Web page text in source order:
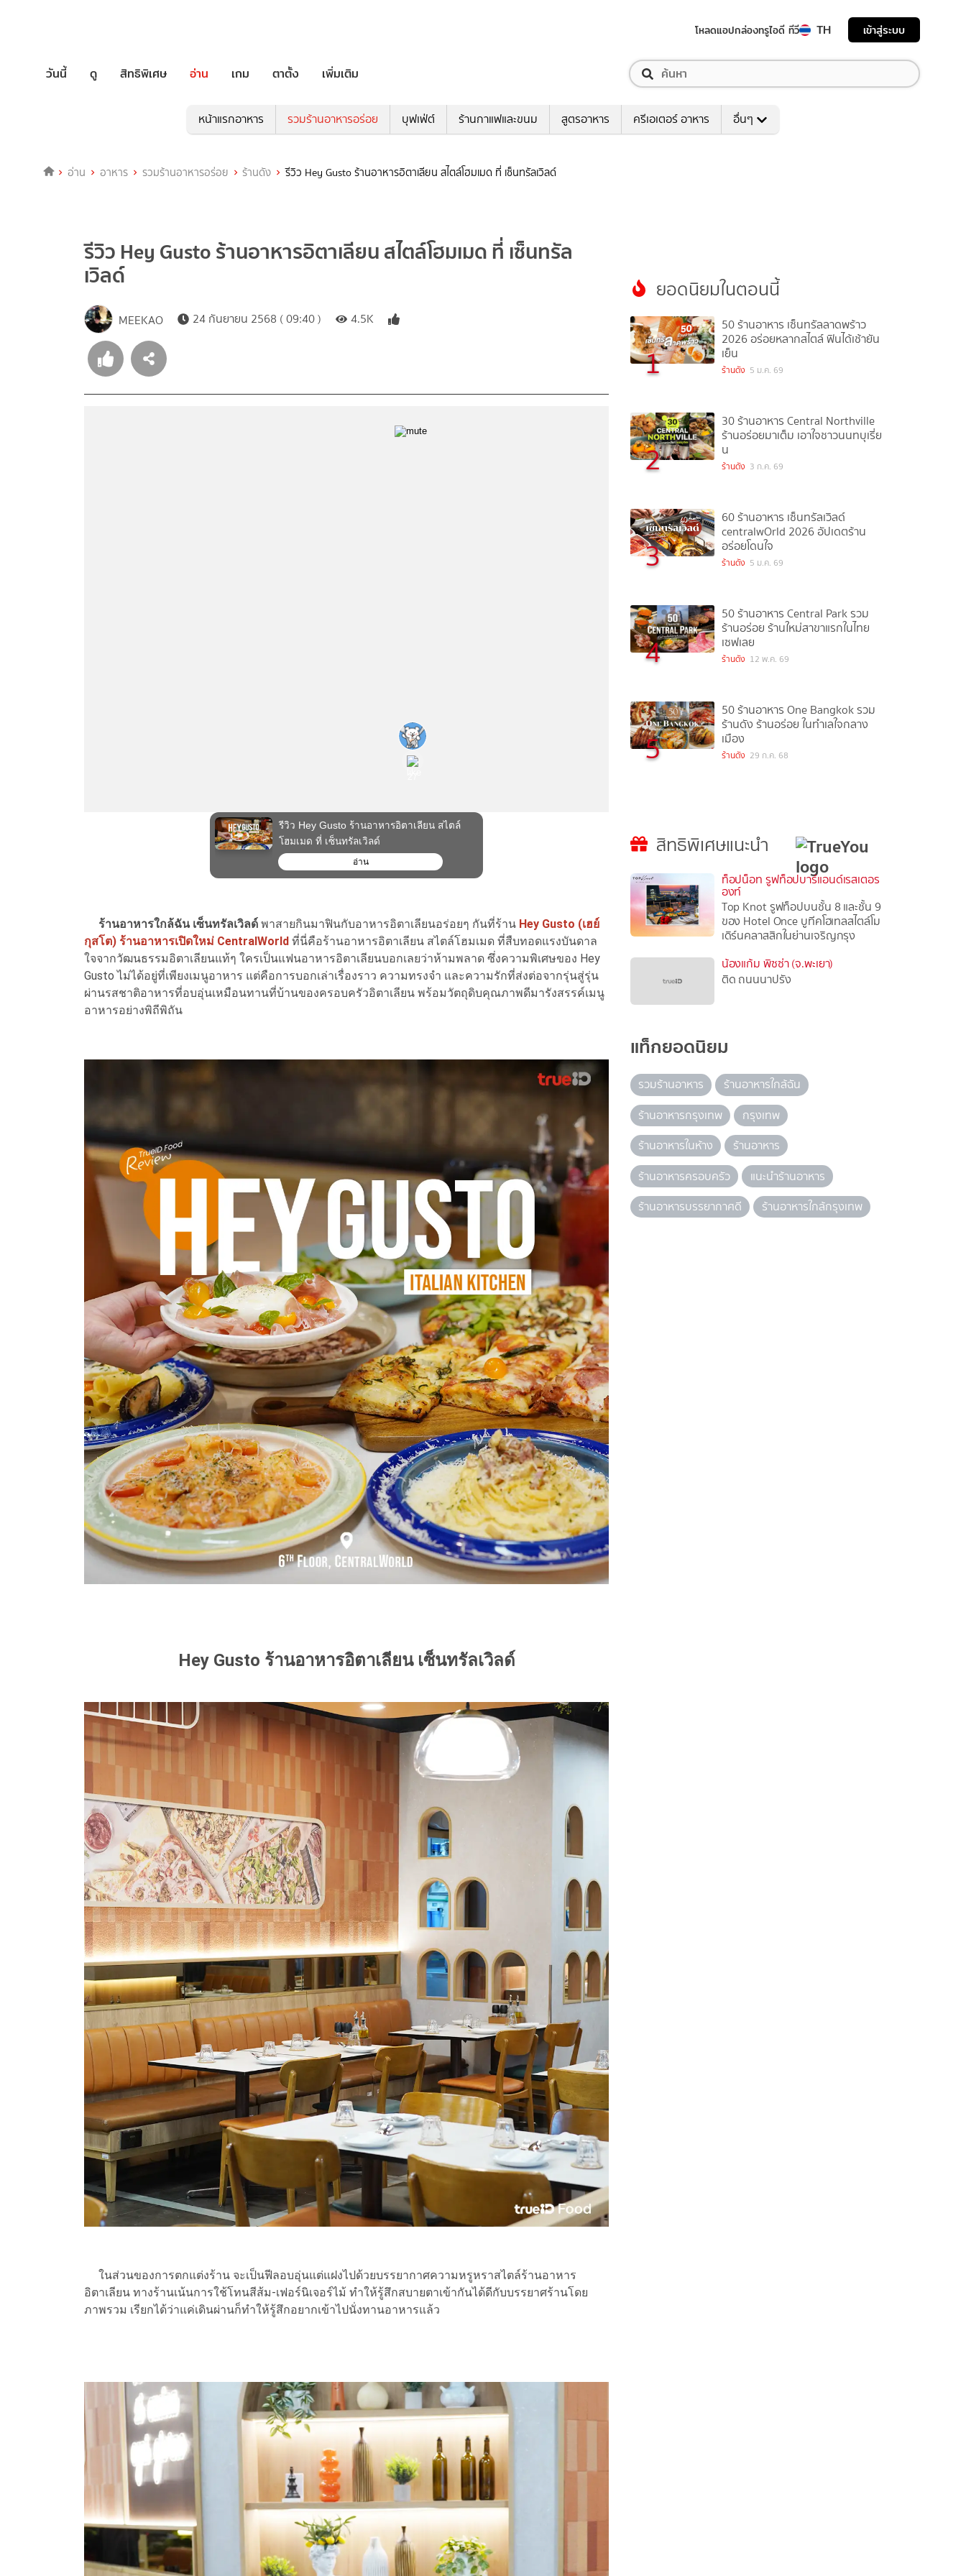
โหลดแอปกล่องทรูไอดี ทีวี TH เข้าสู่ระบบ
วันนี้ ดู สิทธิพิเศษ อ่าน เกม ตาตั้ง เพิ่มเติม
หน้าแรกอาหาร รวมร้านอาหารอร่อย บุฟเฟ่ต์ ร้านกาแฟและขนม สูตรอาหาร ครีเอเตอร์ อาหาร อื่นๆ
อ่าน อาหาร รวมร้านอาหารอร่อย ร้านดัง รีวิว Hey Gusto ร้านอาหารอิตาเลียน สไตล์โฮมเมด ที่ เซ็นทรัลเวิลด์
รีวิว Hey Gusto ร้านอาหารอิตาเลียน สไตล์โฮมเมด ที่ เซ็นทรัล
เวิลด์
MEEKAO 24 กันยายน 2568 ( 09:40 ) 4.5K
ร้านอาหารใกล้ฉัน เซ็นทรัลเวิลด์ พาสายกินมาฟินกับอาหารอิตาเลียนอร่อยๆ กันที่ร้าน Hey Gusto (เฮย์
กุสโต) ร้านอาหารเปิดใหม่ CentralWorld ที่นี่คือร้านอาหารอิตาเลียน สไตล์โฮมเมด ที่สืบทอดแรงบันดาล
ใจจากวัฒนธรรมอิตาเลียนแท้ๆ ใครเป็นแฟนอาหารอิตาเลียนบอกเลยว่าห้ามพลาด ซึ่งความพิเศษของ Hey
Gusto ไม่ได้อยู่ที่เพียงเมนูอาหาร แต่คือการบอกเล่าเรื่องราว ความทรงจำ และความรักที่ส่งต่อจากรุ่นสู่รุ่น
ผ่านรสชาติอาหารที่อบอุ่นเหมือนทานที่บ้านของครอบครัวอิตาเลียน พร้อมวัตถุดิบคุณภาพดีมารังสรรค์เมนู
อาหารอย่างพิถีพิถัน
Hey Gusto ร้านอาหารอิตาเลียน เซ็นทรัลเวิลด์
ในส่วนของการตกแต่งร้าน จะเป็นฟีลอบอุ่นแต่แฝงไปด้วยบรรยากาศความหรูหราสไตล์ร้านอาหาร
อิตาเลียน ทางร้านเน้นการใช้โทนสีส้ม-เฟอร์นิเจอร์ไม้ ทำให้รู้สึกสบายตาเข้ากันได้ดีกับบรรยาศร้านโดย
ภาพรวม เรียกได้ว่าแค่เดินผ่านก็ทำให้รู้สึกอยากเข้าไปนั่งทานอาหารแล้ว
ยอดนิยมในตอนนี้
1
50 ร้านอาหาร เซ็นทรัลลาดพร้าว
2026 อร่อยหลากสไตล์ ฟินได้เช้ายัน
เย็น
ร้านดัง 5 ม.ค. 69
2
30 ร้านอาหาร Central Northville
ร้านอร่อยมาเต็ม เอาใจชาวนนทบุเรี่ย
น
ร้านดัง 3 ก.ค. 69
3
60 ร้านอาหาร เซ็นทรัลเวิลด์
centralwOrld 2026 อัปเดตร้าน
อร่อยโดนใจ
ร้านดัง 5 ม.ค. 69
4
50 ร้านอาหาร Central Park รวม
ร้านอร่อย ร้านใหม่สาขาแรกในไทย
เซฟเลย
ร้านดัง 12 พ.ค. 69
5
50 ร้านอาหาร One Bangkok รวม
ร้านดัง ร้านอร่อย ในทำเลใจกลาง
เมือง
ร้านดัง 29 ก.ค. 68
สิทธิพิเศษแนะนำ
ท็อปน็อท รูฟท็อปบาร์แอนด์เรสเตอร
องท์
Top Knot รูฟท็อปบนชั้น 8 และชั้น 9
ของ Hotel Once บูทีคโฮเทลสไตล์โม
เดิร์นคลาสสิกในย่านเจริญกรุง
น้องแก้ม พิซซ่า (จ.พะเยา)
ติด ถนนนาปรัง
แท็กยอดนิยม
รวมร้านอาหาร
ร้านอาหารใกล้ฉัน
ร้านอาหารกรุงเทพ
กรุงเทพ
ร้านอาหารในห้าง
ร้านอาหาร
ร้านอาหารครอบครัว
แนะนำร้านอาหาร
ร้านอาหารบรรยากาศดี
ร้านอาหารใกล้กรุงเทพ